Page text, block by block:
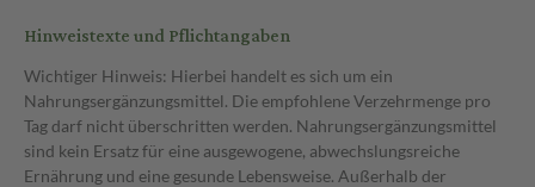
Hinweistexte und Pflichtangaben
Wichtiger Hinweis: Hierbei handelt es sich um ein
Nahrungsergänzungsmittel. Die empfohlene Verzehrmenge pro
Tag darf nicht überschritten werden. Nahrungsergänzungsmittel
sind kein Ersatz für eine ausgewogene, abwechslungsreiche
Ernährung und eine gesunde Lebensweise. Außerhalb der